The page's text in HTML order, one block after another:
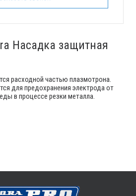
Насадка защитная
расходной частью плазмотрона.
для предохранения электрода от
в процессе резки металла.